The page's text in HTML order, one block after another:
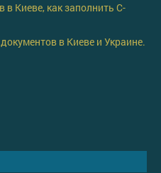
в Киеве, как заполнить C-
в Киеве и Украине.